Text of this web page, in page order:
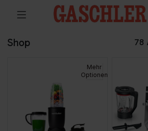
Shop 78
Mehr
Optionen